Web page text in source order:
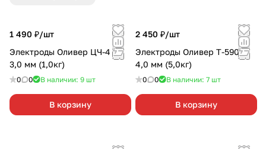
1 490 ₽/шт
Электроды Оливер ЦЧ-4 d
3,0 мм (1,0кг)
0 0 В наличии: 9 шт
В корзину
2 450 ₽/шт
Электроды Оливер Т-590 d
4,0 мм (5,0кг)
0 0 В наличии: 7 шт
В корзину